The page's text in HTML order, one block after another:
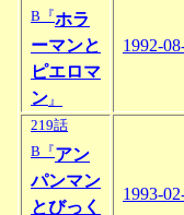
B『ホラ
ーマンと
ピエロマ
ン 』
1992-
219話
B『アン
パンマン
とびっく
1993-